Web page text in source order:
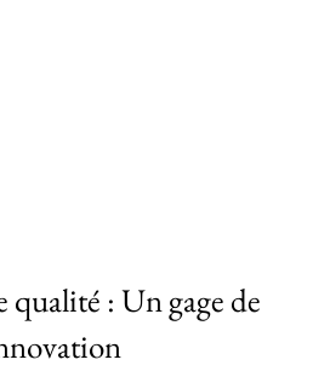
qualité : Un gage de